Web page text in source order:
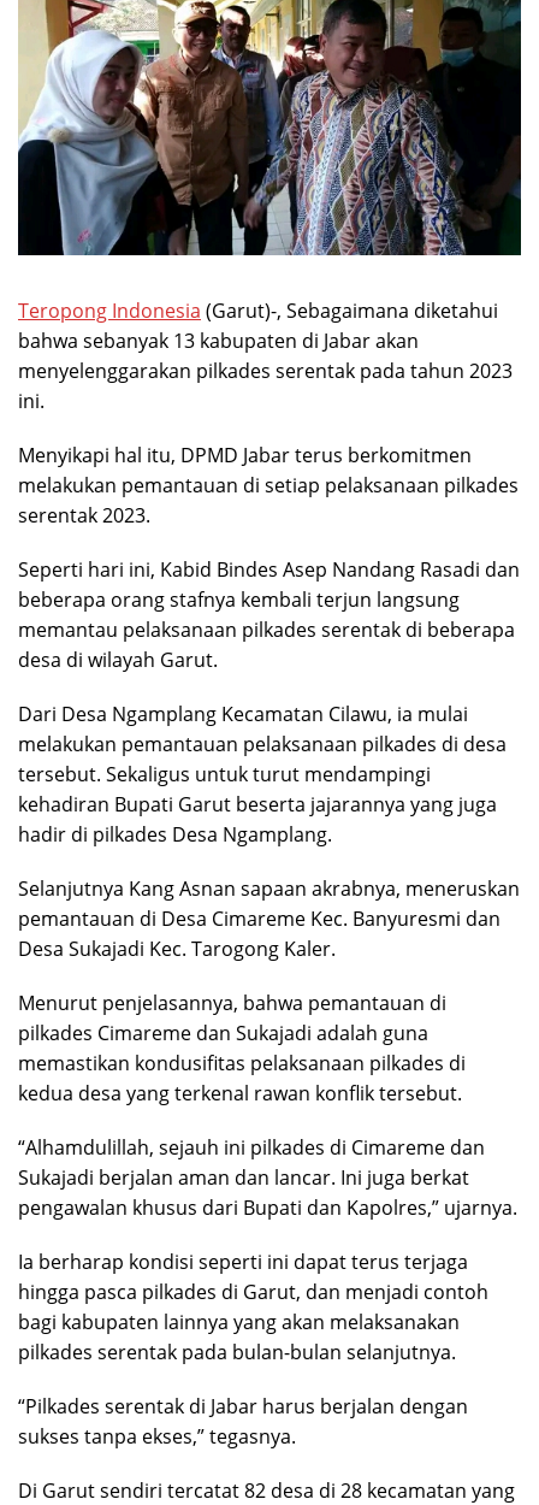
Teropong Indonesia (Garut)-, Sebagaimana diketahui
bahwa sebanyak 13 kabupaten di Jabar akan
menyelenggarakan pilkades serentak pada tahun 2023
ini.
Menyikapi hal itu, DPMD Jabar terus berkomitmen
melakukan pemantauan di setiap pelaksanaan pilkades
serentak 2023.
Seperti hari ini, Kabid Bindes Asep Nandang Rasadi dan
beberapa orang stafnya kembali terjun langsung
memantau pelaksanaan pilkades serentak di beberapa
desa di wilayah Garut.
Dari Desa Ngamplang Kecamatan Cilawu, ia mulai
melakukan pemantauan pelaksanaan pilkades di desa
tersebut. Sekaligus untuk turut mendampingi
kehadiran Bupati Garut beserta jajarannya yang juga
hadir di pilkades Desa Ngamplang.
Selanjutnya Kang Asnan sapaan akrabnya, meneruskan
pemantauan di Desa Cimareme Kec. Banyuresmi dan
Desa Sukajadi Kec. Tarogong Kaler.
Menurut penjelasannya, bahwa pemantauan di
pilkades Cimareme dan Sukajadi adalah guna
memastikan kondusifitas pelaksanaan pilkades di
kedua desa yang terkenal rawan konflik tersebut.
“Alhamdulillah, sejauh ini pilkades di Cimareme dan
Sukajadi berjalan aman dan lancar. Ini juga berkat
pengawalan khusus dari Bupati dan Kapolres,” ujarnya.
Ia berharap kondisi seperti ini dapat terus terjaga
hingga pasca pilkades di Garut, dan menjadi contoh
bagi kabupaten lainnya yang akan melaksanakan
pilkades serentak pada bulan-bulan selanjutnya.
“Pilkades serentak di Jabar harus berjalan dengan
sukses tanpa ekses,” tegasnya.
Di Garut sendiri tercatat 82 desa di 28 kecamatan yang